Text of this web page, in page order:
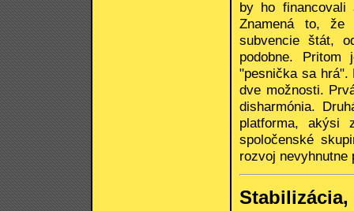
by ho financovali
Znamená to, že
subvencie štát,
podobne.
"pesnička sa hrá".
dve možnosti.
disharmónia.
platforma, akýsi
spoločenské
rozvoj nevyhnutne
Stabilizácia,